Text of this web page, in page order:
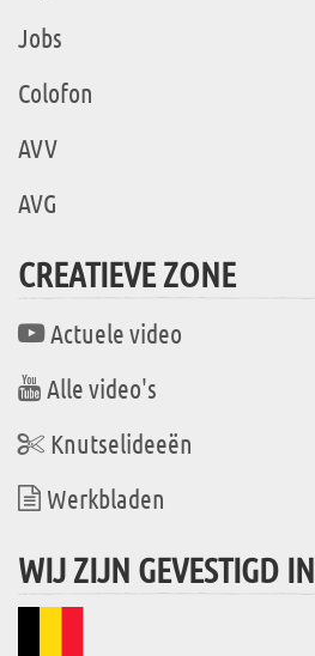
Jobs
Colofon
AVV
AVG
CREATIEVE ZONE
Actuele video
Alle video's
Knutselideeën
Werkbladen
WIJ ZIJN GEVESTIGD IN